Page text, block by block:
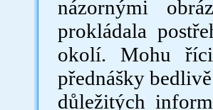
názornými
prokládala
okolí. Mohu
přednášky
důležitých